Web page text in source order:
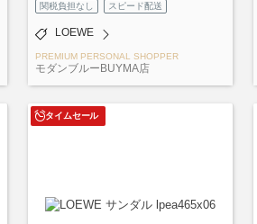
関税負担なし スピード配送
LOEWE
PREMIUM PERSONAL SHOPPER
モダンブルーBUYMA店
タイムセール